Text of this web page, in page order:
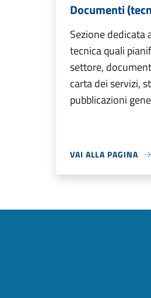
Documenti
Sezione
tecnica quali
settore,
carta dei servizi,
pubblicazioni
VAI ALLA PAGINA